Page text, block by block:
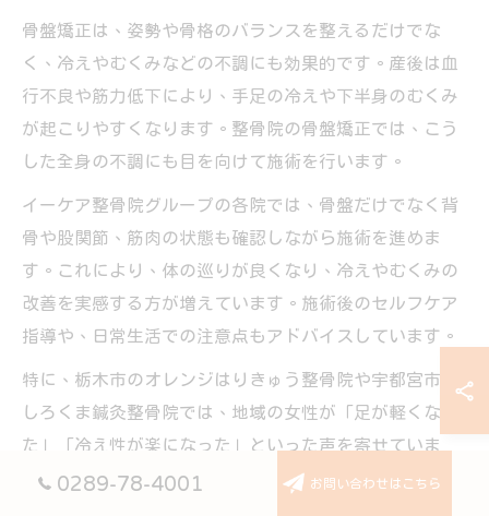
骨盤矯正は、姿勢や骨格のバランスを整えるだけでな
く、冷えやむくみなどの不調にも効果的です。産後は血
行不良や筋力低下により、手足の冷えや下半身のむくみ
が起こりやすくなります。整骨院の骨盤矯正では、こう
した全身の不調にも目を向けて施術を行います。
イーケア整骨院グループの各院では、骨盤だけでなく背
骨や股関節、筋肉の状態も確認しながら施術を進めま
す。これにより、体の巡りが良くなり、冷えやむくみの
改善を実感する方が増えています。施術後のセルフケア
指導や、日常生活での注意点もアドバイスしています。
特に、栃木市のオレンジはりきゅう整骨院や宇都宮市の
しろくま鍼灸整骨院では、地域の女性が「足が軽くなっ
た」「冷え性が楽になった」といった声を寄せていま
す。骨盤矯正は、全身の健康をサポートする重要な施術
0289-78-4001 お問い合わせはこちら